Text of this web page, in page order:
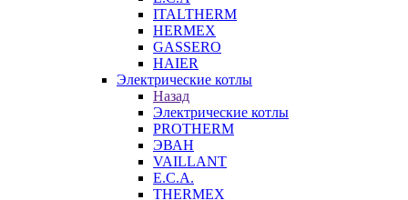
ITALTHERM
HERMEX
GASSERO
HAIER
Электрические котлы
Назад
Электрические котлы
PROTHERM
ЭВАН
VAILLANT
E.C.A.
THERMEX